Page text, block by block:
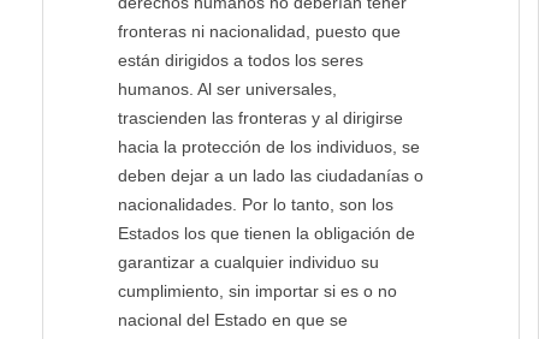
fronteras ni nacionalidad, puesto que
están dirigidos a todos los seres
humanos. Al ser universales,
trascienden las fronteras y al dirigirse
hacia la protección de los individuos, se
deben dejar a un lado las ciudadanías o
nacionalidades. Por lo tanto, son los
Estados los que tienen la obligación de
garantizar a cualquier individuo su
cumplimiento, sin importar si es o no
nacional del Estado en que se